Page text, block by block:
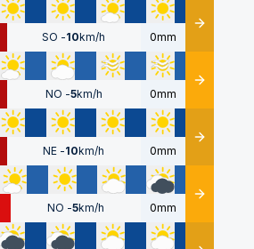
SO -10km/h 0mm Détails
NO -5km/h 0mm Détails
NE -10km/h 0mm Détails
NO -5km/h 0mm Détails